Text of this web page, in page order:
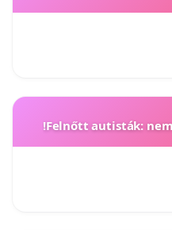
Felnőtt autisták: